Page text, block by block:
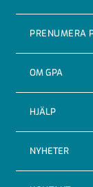
PRENUMERA
OM GPA
Om företaget
Vår Historia
HJÄLP
Reklamationer
Returer
NYHETER